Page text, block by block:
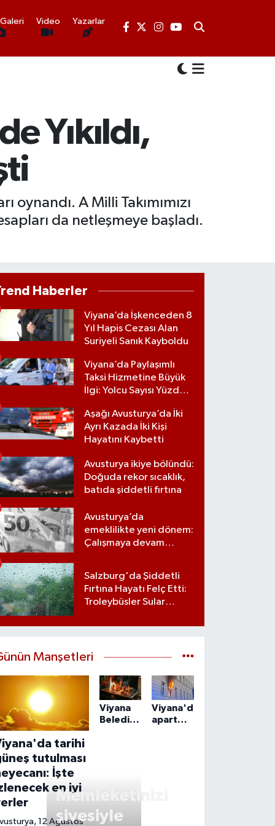
Video Yazarlar
Yıkıldı,
A Milli Takımımızı
da netleşmeye başladı.
Haberler
Viyana’da İşkenceden 8
Yıl Hapis Cezası Alan
Suriyeli Sanık Kayboldu
Viyana’da Paylaşımlı
Taksi Hizmetine Büyük
İlgi: Yolcu Sayısı Yüzde
Aşağı Avusturya’da İki
Ayrı Kazada İki Kişi
Hayatını Kaybetti
Avusturya ikiye bölündü:
Doğuda rekor sıcaklık,
batıda şiddetli fırtına
Avusturya’da
emeklilikte yeni dönem:
Çalışmaya devam
Salzburg'da Şiddetli
Fırtına Hayatı Felç Etti:
Troleybüsler Sular
Manşetleri
tarihi
tutulması
İşte
en iyi
12 Ağustos
Viyana
Belediyesi'nin
Viyana'da
apartmandaki
Memleketinizi
şivesiyle